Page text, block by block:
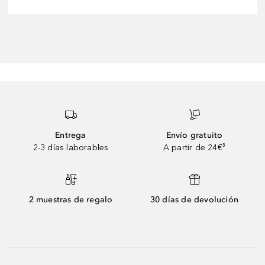
Entrega
2-3 días laborables
Envío gratuito
A partir de 24€³
2 muestras de regalo 30 días de devolución